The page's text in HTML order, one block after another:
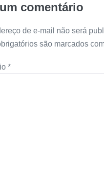
comentário
de e-mail não será
são marcados
*